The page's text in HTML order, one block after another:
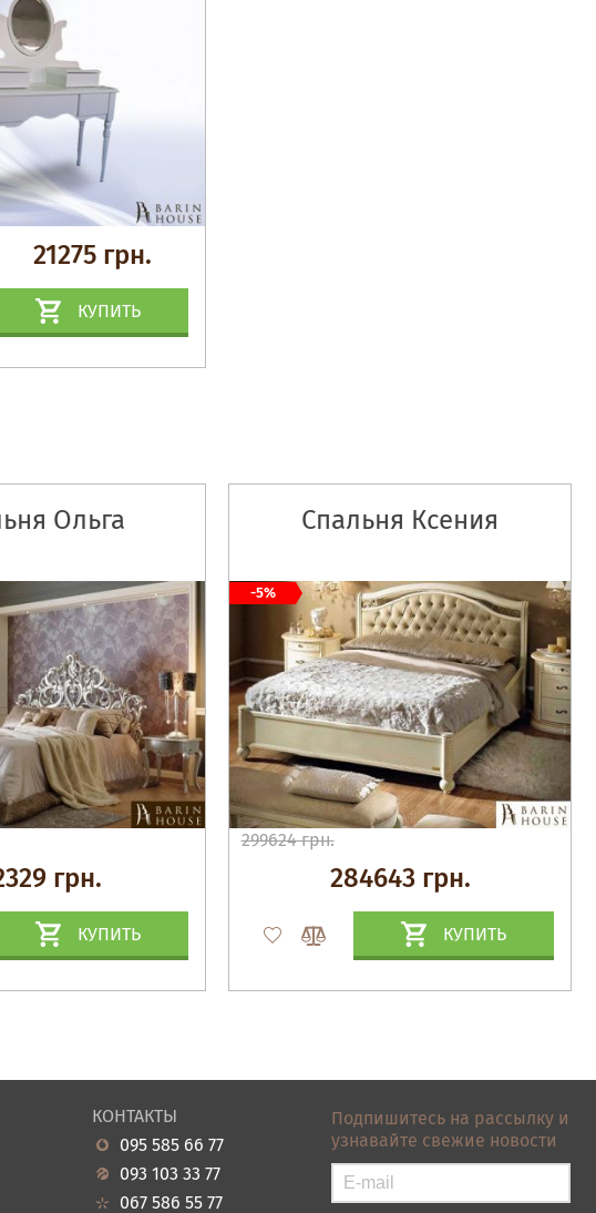
21275 грн.
КУПИТЬ
Ольга
грн.
КУПИТЬ
Спальня Ксения
299624 грн.
284643 грн.
КУПИТЬ
-5%
КОНТАКТЫ
095 585 66 77
093 103 33 77
067 586 55 77
Подпишитесь на рассылку и
узнавайте свежие новости